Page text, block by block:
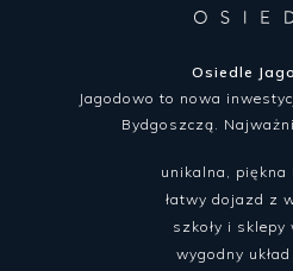
Osiedle
Jagodowo to nowa
Bydgoszczą.
unikalna, piękna
łatwy dojazd z
szkoły i sklepy
wygodny